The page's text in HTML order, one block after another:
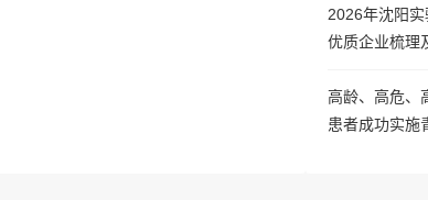
2026年沈阳
优质企业梳理
高龄、高危
患者成功实施